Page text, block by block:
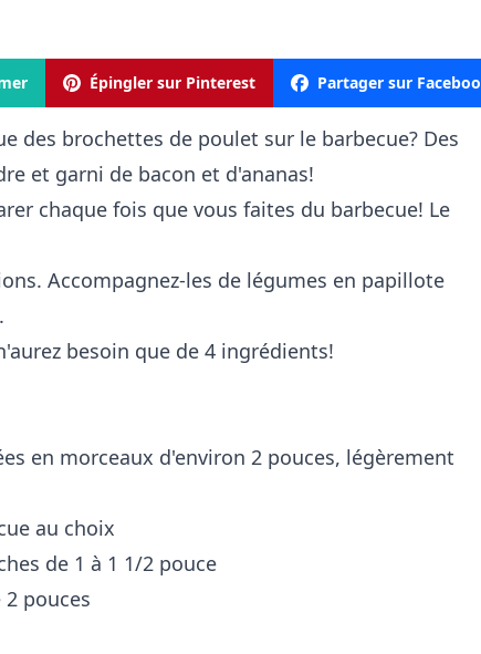
Épingler sur Pinterest Partager sur
des brochettes de poulet sur le barbecue? Des
et garni de bacon et d'ananas!
chaque fois que vous faites du barbecue! Le
Accompagnez-les de légumes en papillote
besoin que de 4 ingrédients!
en morceaux d'environ 2 pouces, légèrement
au choix
de 1 à 1 1/2 pouce
pouces